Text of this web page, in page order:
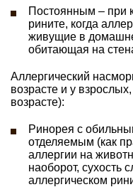
Постоянным – при
рините, когда
живущие в
обитающая на
Аллергический
возрасте и у
возрасте):
Ринорея с
отделяемым (как
аллергии на
наоборот, сухость
аллергическом